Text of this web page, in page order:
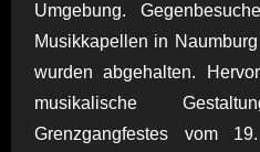
Umgebung.
Musikkapellen in
wurden abgehalten.
musikalische
Grenzgangfestes vom